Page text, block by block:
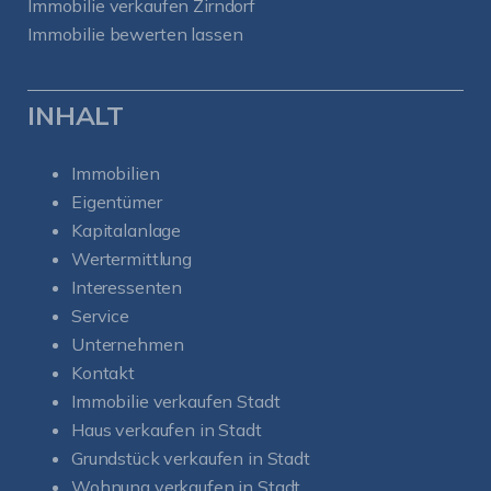
Immobilie verkaufen Zirndorf
Immobilie bewerten lassen
INHALT
Immobilien
Eigentümer
Kapitalanlage
Wertermittlung
Interessenten
Service
Unternehmen
Kontakt
Immobilie verkaufen Stadt
Haus verkaufen in Stadt
Grundstück verkaufen in Stadt
Wohnung verkaufen in Stadt